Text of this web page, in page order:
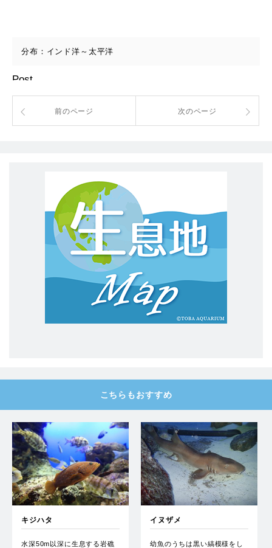
分布：インド洋～太平洋
Post
前のページ 次のページ
こちらもおすすめ
キジハタ
水深50m以深に生息する岩礁
イヌザメ
幼魚のうちは黒い縞模様をし